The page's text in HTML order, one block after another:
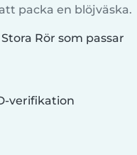
packa en blöjväska.
Rör som passar
verifikation